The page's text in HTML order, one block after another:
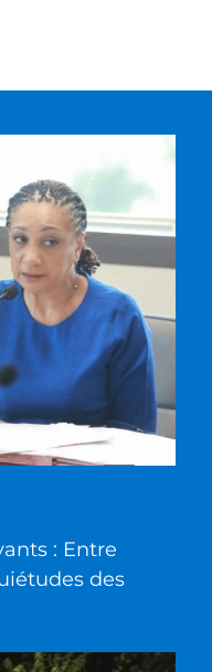
: Entre
des